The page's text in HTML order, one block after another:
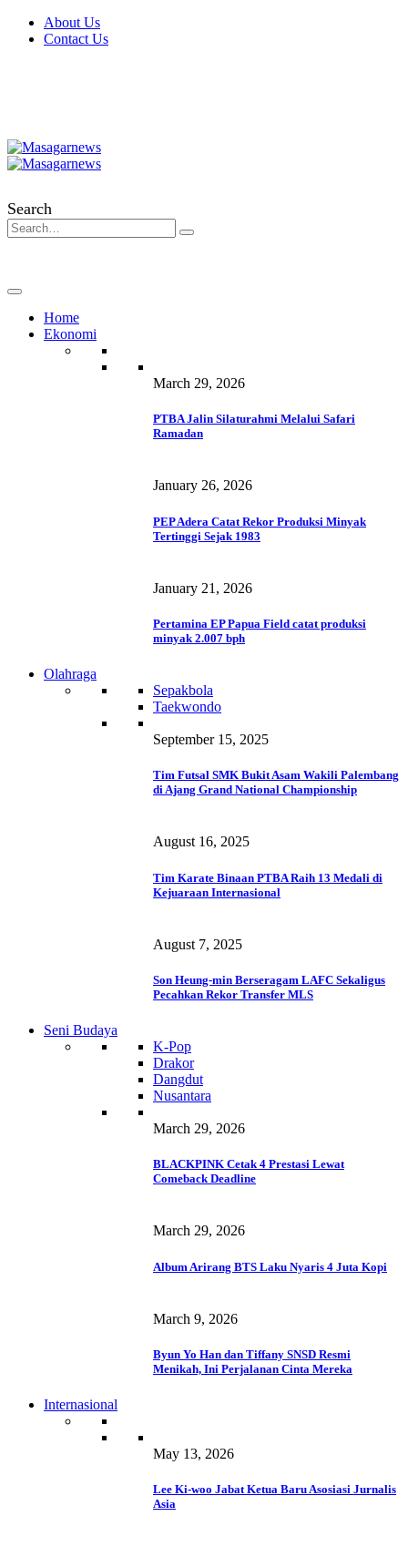
About Us
Contact Us
Search
Home
Ekonomi
March 29, 2026
PTBA Jalin Silaturahmi Melalui Safari
Ramadan
January 26, 2026
PEP Adera Catat Rekor Produksi Minyak
Tertinggi Sejak 1983
January 21, 2026
Pertamina EP Papua Field catat produksi
minyak 2.007 bph
Olahraga
Sepakbola
Taekwondo
September 15, 2025
Tim Futsal SMK Bukit Asam Wakili Palembang
di Ajang Grand National Championship
August 16, 2025
Tim Karate Binaan PTBA Raih 13 Medali di
Kejuaraan Internasional
August 7, 2025
Son Heung-min Berseragam LAFC Sekaligus
Pecahkan Rekor Transfer MLS
Seni Budaya
K-Pop
Drakor
Dangdut
Nusantara
March 29, 2026
BLACKPINK Cetak 4 Prestasi Lewat
Comeback Deadline
March 29, 2026
Album Arirang BTS Laku Nyaris 4 Juta Kopi
March 9, 2026
Byun Yo Han dan Tiffany SNSD Resmi
Menikah, Ini Perjalanan Cinta Mereka
Internasional
May 13, 2026
Lee Ki-woo Jabat Ketua Baru Asosiasi Jurnalis
Asia